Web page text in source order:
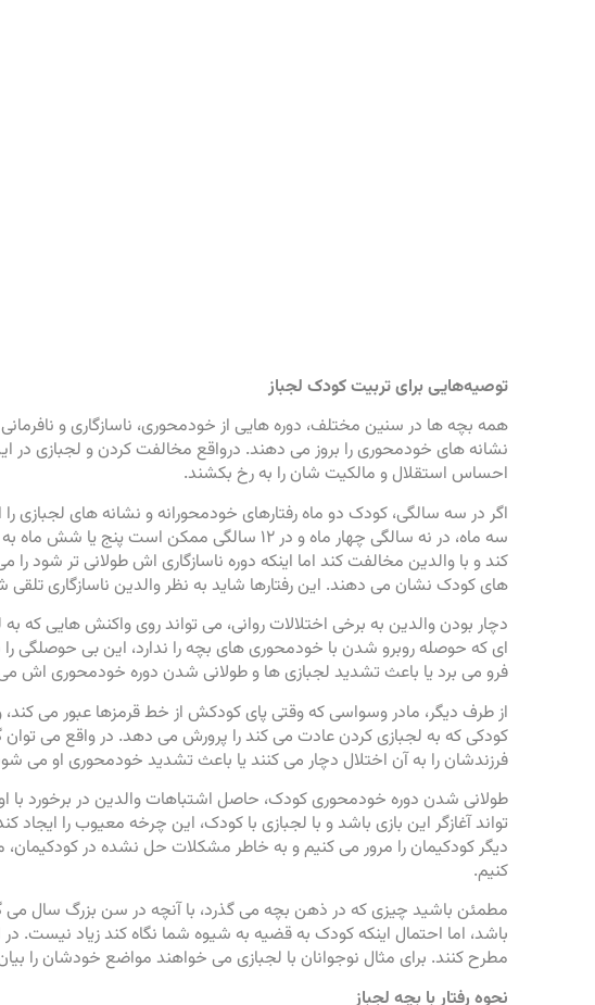
توصیه‌هایی برای تربیت کودک لجباز
نشانه های خودمحوری را بروز می دهند. درواقع مخالفت کردن و لجبازی
احساس استقلال و مالکیت شان را به رخ بکشند.
اگر در سه سالگی، کودک دو ماه رفتارهای خودمحورانه و نشانه های
سه ماه، در نه سالگی چهار ماه و در ۱۲ سالگی
کند و با والدین مخالفت کند اما اینکه دوره ناسازگاری اش طولانی تر شود
های کودک نشان می دهند. این رفتارها شاید به نظر والدین ناسازگاری تلقی
دچار بودن والدین به برخی اختلالات روانی، می تواند روی واکنش هایی که
ای که حوصله روبرو شدن با خودمحوری های بچه را ندارد، این بی حوصلگی
فرو می برد یا باعث تشدید لجبازی ها و طولانی شدن دوره خودمحوری اش
از طرف دیگر، مادر وسواسی که وقتی پای کودکش از خط قرمزها عبور می
کودکی که به لجبازی کردن عادت می کند را پرورش می دهد. در واقع می
فرزندشان را به آن اختلال دچار می کنند یا باعث تشدید خودمحوری او می
طولانی شدن دوره خودمحوری کودک، حاصل اشتباهات والدین در برخورد
تواند آغازگر این بازی باشد و با لجبازی با کودک، این چرخه معیوب را ایجاد
دیگر کودکیمان را مرور می کنیم و به خاطر مشکلات حل نشده در کودکیمان،
کنیم.
مطمئن باشید چیزی که در ذهن بچه می گذرد، با آنچه در سن بزرگ سال می
باشد، اما احتمال اینکه کودک به قضیه به شیوه شما نگاه کند زیاد نیست.
مطرح کنند. برای مثال نوجوانان با لجبازی می خواهند مواضع خودشان را
نحوه رفتار با بچه لجباز